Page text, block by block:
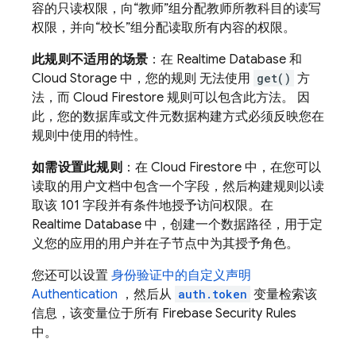
容的只读权限，向“教师”组分配教师所教科目的读写
权限，并向“校长”组分配读取所有内容的权限。
此规则不适用的场景 ：在 Realtime Database 和
Cloud Storage 中，您的规则 无法使用 get() 方
法，而 Cloud Firestore 规则可以包含此方法。 因
此，您的数据库或文件元数据构建方式必须反映您在
规则中使用的特性。
如需设置此规则 ：在 Cloud Firestore中，在您可以
读取的用户文档中包含一个字段，然后构建规则以读
取该 101 字段并有条件地授予访问权限。在
Realtime Database 中，创建一个数据路径，用于定
义您的应用的用户并在子节点中为其授予角色。
您还可以设置 身份验证中的自定义声明
Authentication ，然后从 auth.token 变量检索该
信息，该变量位于所有 Firebase Security Rules
中。